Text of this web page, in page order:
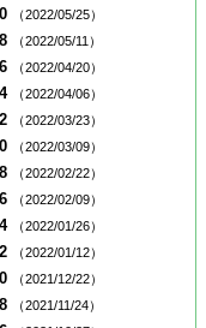
（2022/05/25）
（2022/05/11）
（2022/04/20）
（2022/04/06）
（2022/03/23）
（2022/03/09）
（2022/02/22）
（2022/02/09）
（2022/01/26）
（2022/01/12）
（2021/12/22）
（2021/11/24）